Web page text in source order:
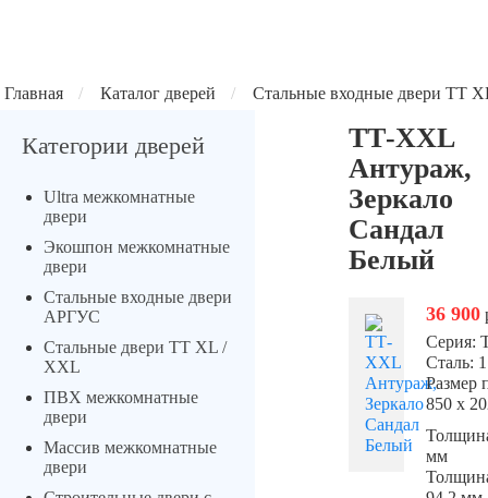
Главная / Каталог дверей / Стальные входные двери ТТ
Категории дверей
Ultra межкомнатные
двери
Экошпон межкомнатные
двери
Стальные входные двери
АРГУС
Стальные двери ТТ XL /
XXL
ПВХ межкомнатные
двери
Массив межкомнатные
двери
ТТ-XXL
Антураж,
Зеркало
Сандал
Белый
36 900
Серия:
Сталь:
Размер
850 х
мм